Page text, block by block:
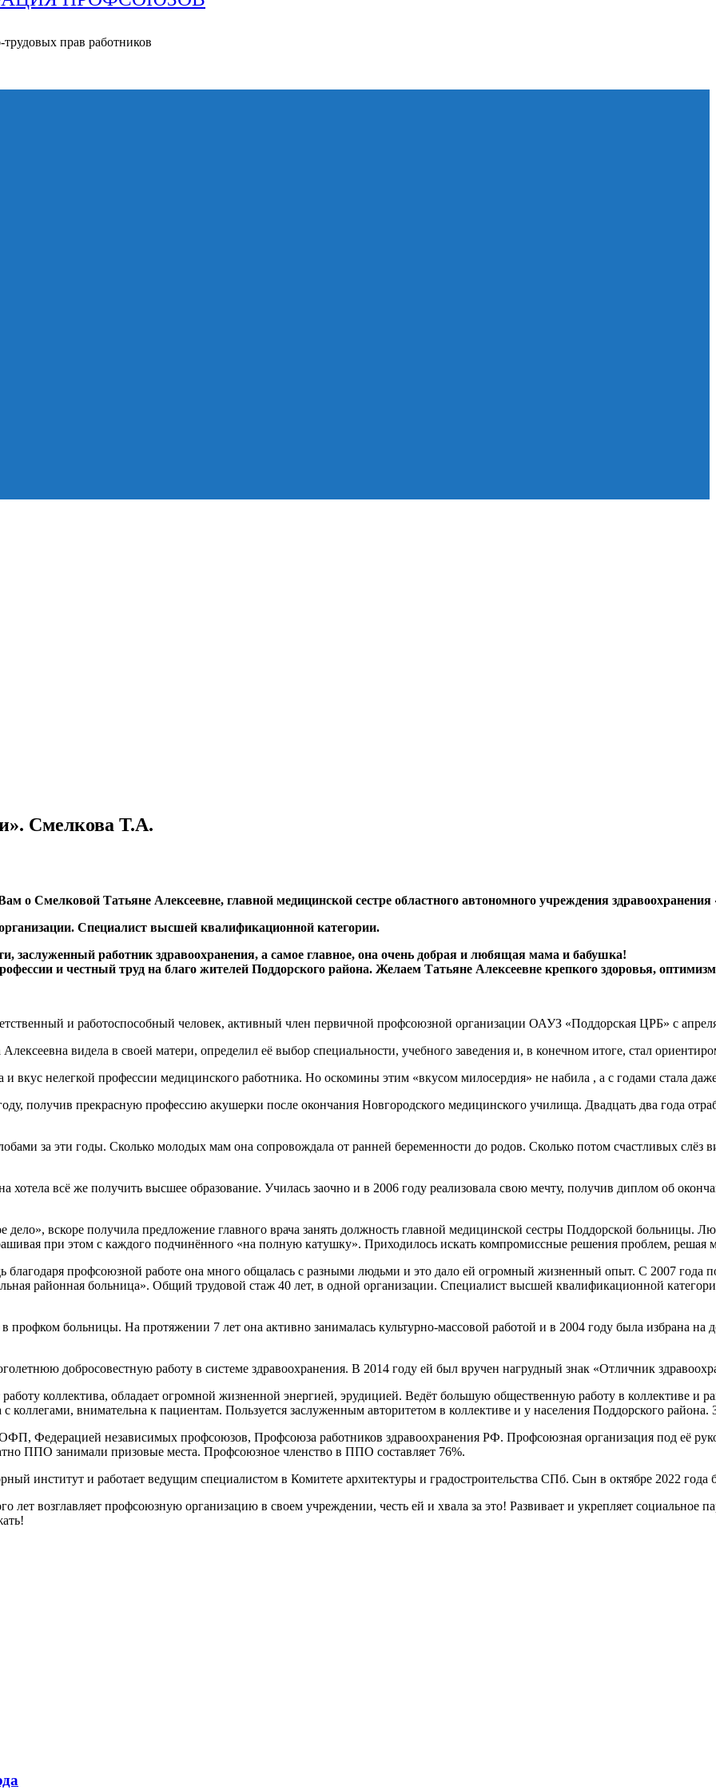
прав работников
Смелкова Т.А.
о Смелковой Татьяне Алексеевне, главной медицинской сестре областного автономного учреждения
Специалист высшей квалификационной категории.
заслуженный работник здравоохранения, а самое главное, она очень добрая и любящая мама и бабушка!
и честный труд на благо жителей Поддорского района. Желаем Татьяне Алексеевне крепкого здоровья,
и работоспособный человек, активный член первичной профсоюзной организации ОАУЗ «Поддорская ЦРБ» с
видела в своей матери, определил её выбор специальности, учебного заведения и, в конечном итоге, стал
вкус нелегкой профессии медицинского работника. Но оскомины этим «вкусом милосердия» не набила , а с годами стала
получив прекрасную профессию акушерки после окончания Новгородского медицинского училища. Двадцать два года
за эти годы. Сколько молодых мам она сопровождала от ранней беременности до родов. Сколько потом счастливых слёз
хотела всё же получить высшее образование. Училась заочно и в 2006 году реализовала свою мечту, получив диплом об
вскоре получила предложение главного врача занять должность главной медицинской сестры Поддорской больницы.
при этом с каждого подчинённого «на полную катушку». Приходилось искать компромиссные решения проблем, решая
профсоюзной работе она много общалась с разными людьми и это дало ей огромный жизненный опыт. С 2007 года
районная больница». Общий трудовой стаж 40 лет, в одной организации. Специалист высшей квалификационной
больницы. На протяжении 7 лет она активно занималась культурно-массовой работой и в 2004 году была избрана
добросовестную работу в системе здравоохранения. В 2014 году ей был вручен нагрудный знак «Отличник
коллектива, обладает огромной жизненной энергией, эрудицией. Ведёт большую общественную работу в коллективе и
коллегами, внимательна к пациентам. Пользуется заслуженным авторитетом в коллективе и у населения Поддорского
Федерацией независимых профсоюзов, Профсоюза работников здравоохранения РФ. Профсоюзная организация под её
ППО занимали призовые места. Профсоюзное членство в ППО составляет 76%.
институт и работает ведущим специалистом в Комитете архитектуры и градостроительства СПб. Сын в октябре 2022
лет возглавляет профсоюзную организацию в своем учреждении, честь ей и хвала за это! Развивает и укрепляет